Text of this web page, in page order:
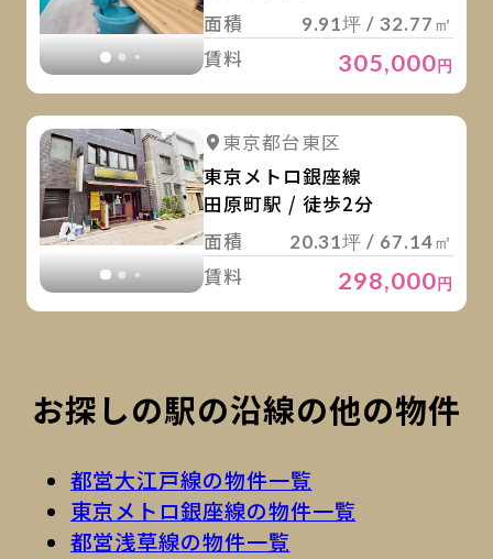
面積
9.91坪 / 32.77㎡
賃料 305,000 円
詳細を見る
東京都台東区
東京メトロ銀座線
田原町駅 / 徒歩2分
面積
20.31坪 / 67.14㎡
賃料 298,000円
お探しの駅の沿線の他の物件
都営大江戸線の物件一覧
東京メトロ銀座線の物件一覧
都営浅草線の物件一覧